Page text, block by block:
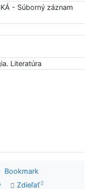
- Súborný záznam
Literatúra
Bookmark
Zdieľať